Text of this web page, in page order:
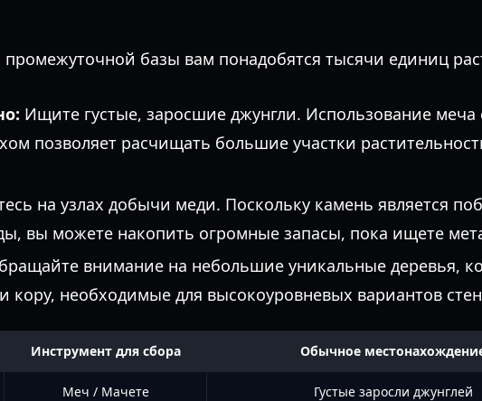
базы вам понадобятся тысячи единиц
Ищите густые, заросшие джунгли. Использование
позволяет расчищать большие участки
на узлах добычи меди. Поскольку камень является
вы можете накопить огромные запасы, пока ищете
внимание на небольшие уникальные деревья,
кору, необходимые для высокоуровневых вариантов
Инструмент для сбора Обычное
Меч / Мачете Густые заросли джунглей